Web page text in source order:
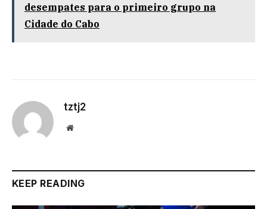
desempates para o primeiro grupo na
Cidade do Cabo
tztj2
Website
KEEP READING